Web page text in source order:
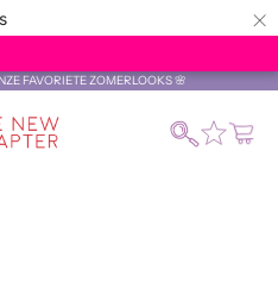
×
FAVORIETE ZOMERLOOKS 🌸
Chapter Store Zoeken